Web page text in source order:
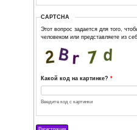
Выберите рассылку,
Новости, новые
магазина.
Правила
При регистрации на
предоставляет